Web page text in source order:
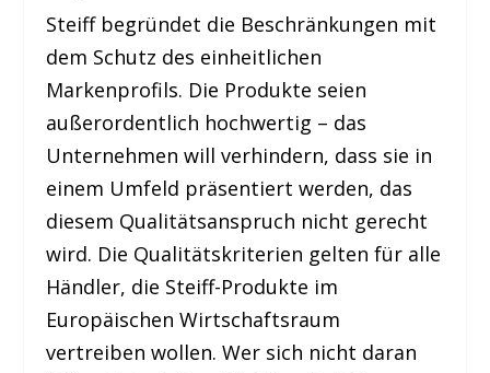
Steiff begründet die Beschränkungen mit
dem Schutz des einheitlichen
Markenprofils. Die Produkte seien
außerordentlich hochwertig – das
Unternehmen will verhindern, dass sie in
einem Umfeld präsentiert werden, das
diesem Qualitätsanspruch nicht gerecht
wird. Die Qualitätskriterien gelten für alle
Händler, die Steiff-Produkte im
Europäischen Wirtschaftsraum
vertreiben wollen. Wer sich nicht daran